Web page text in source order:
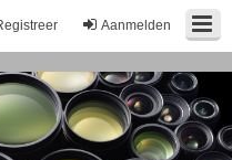
Aanmelden